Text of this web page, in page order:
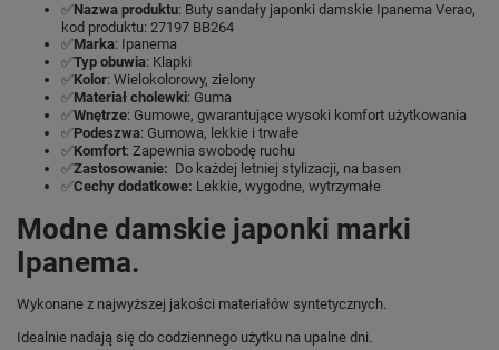
✅Nazwa produktu: Buty sandały japonki damskie Ipanema Verao,
kod produktu: 27197 BB264
✅Marka: Ipanema
✅Typ obuwia: Klapki
✅Kolor: Wielokolorowy, zielony
✅Materiał cholewki: Guma
✅Wnętrze: Gumowe, gwarantujące wysoki komfort użytkowania
✅Podeszwa: Gumowa, lekkie i trwałe
✅Komfort: Zapewnia swobodę ruchu
✅Zastosowanie: Do każdej letniej stylizacji, na basen
✅Cechy dodatkowe: Lekkie, wygodne, wytrzymałe
Modne damskie japonki marki
Ipanema.
Wykonane z najwyższej jakości materiałów syntetycznych.
Idealnie nadają się do codziennego użytku na upalne dni.